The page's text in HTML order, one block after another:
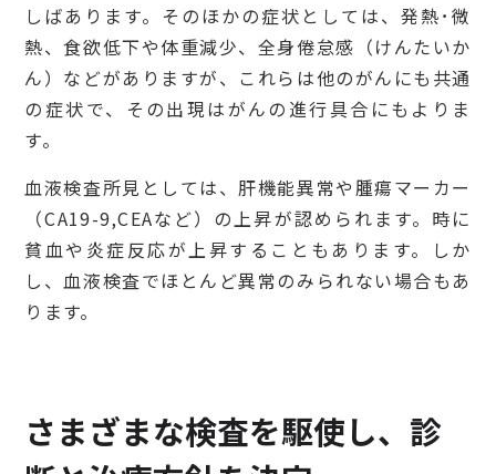
しばあります。そのほかの症状としては、発熱･微
熱、食欲低下や体重減少、全身倦怠感（けんたいか
ん）などがありますが、これらは他のがんにも共通
の症状で、その出現はがんの進行具合にもよりま
す。
血液検査所見としては、肝機能異常や腫瘍マーカー
（CA19-9,CEAなど）の上昇が認められます。時に
貧血や炎症反応が上昇することもあります。しか
し、血液検査でほとんど異常のみられない場合もあ
ります。
さまざまな検査を駆使し、診